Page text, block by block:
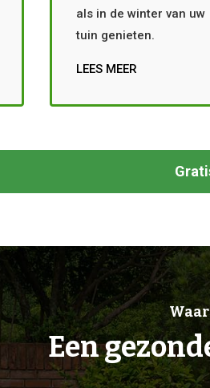
als in de winter van uw
tuin genieten.
LEES MEER
Een